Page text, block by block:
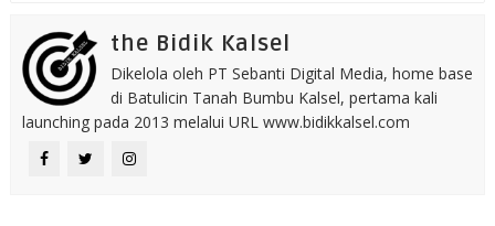
the Bidik Kalsel
Dikelola oleh PT Sebanti Digital Media, home base
di Batulicin Tanah Bumbu Kalsel, pertama kali
launching pada 2013 melalui URL www.bidikkalsel.com